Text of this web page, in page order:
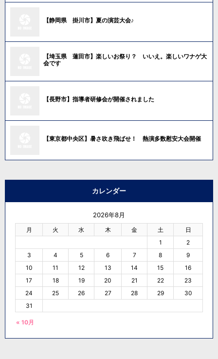
【静岡県 掛川市】夏の演芸大会♪
【埼玉県 蓮田市】楽しいお祭り？ いいえ。楽しいワナゲ大
会です
【長野市】指導者研修会が開催されました
【東京都中央区】暑さ吹き飛ばせ！ 熱演多数慰安大会開催
カレンダー
2026年8月
月 火 水 木 金 土 日
« 10月
1
2
3
4 5 6 7 8
9
10
11 12 13 14 15
16
17
18 19 20 21 22
23
24
25 26 27 28 29
30
31